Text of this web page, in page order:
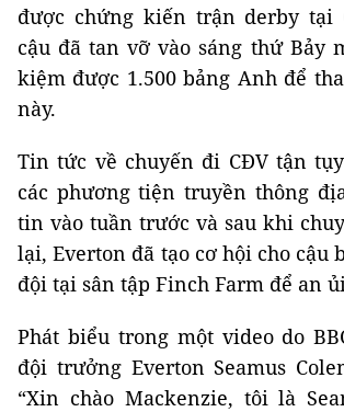
được chứng kiến ​​trận derby tại
cậu đã tan vỡ vào sáng thứ Bảy
kiệm được 1.500 bảng Anh để
này.
Tin tức về chuyến đi CĐV tận
các phương tiện truyền thông
tin vào tuần trước và sau khi
lại, Everton đã tạo cơ hội cho cậu
đội tại sân tập Finch Farm để an
Phát biểu trong một video do
đội trưởng Everton Seamus
“Xin chào Mackenzie, tôi là